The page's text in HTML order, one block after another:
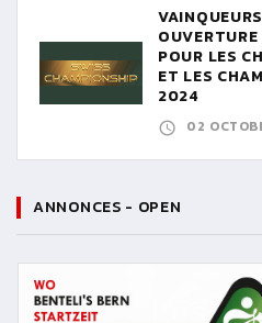
POUR LES
ET LES
2024
02
ANNONCES - OPEN